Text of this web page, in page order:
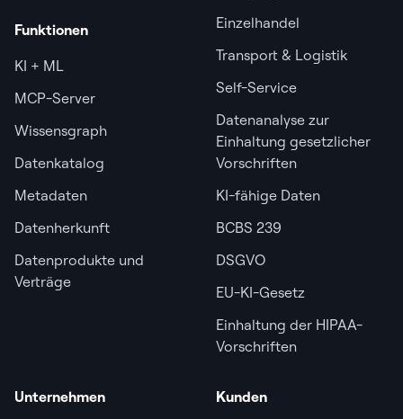
Funktionen
KI + ML
MCP-Server
Wissensgraph
Datenkatalog
Metadaten
Datenherkunft
Datenprodukte und
Verträge
Einzelhandel
Transport & Logistik
Self-Service
Datenanalyse zur
Einhaltung gesetzlicher
Vorschriften
KI-fähige Daten
BCBS 239
DSGVO
EU-KI-Gesetz
Einhaltung der HIPAA-
Vorschriften
Unternehmen
Kunden